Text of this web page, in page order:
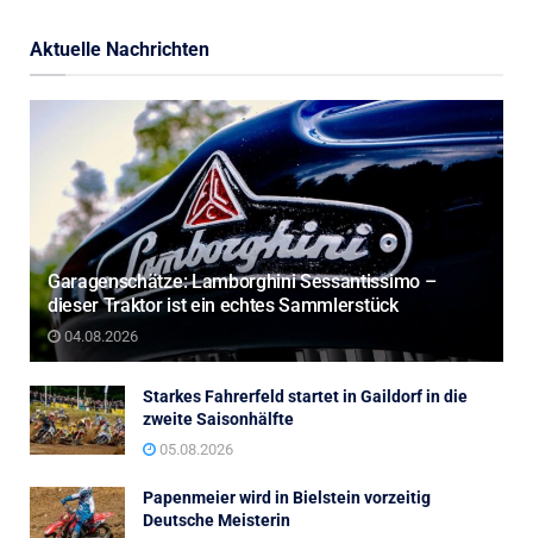
Aktuelle Nachrichten
Garagenschätze: Lamborghini Sessantissimo –
dieser Traktor ist ein echtes Sammlerstück
04.08.2026
Starkes Fahrerfeld startet in Gaildorf in die
zweite Saisonhälfte
05.08.2026
Papenmeier wird in Bielstein vorzeitig
Deutsche Meisterin